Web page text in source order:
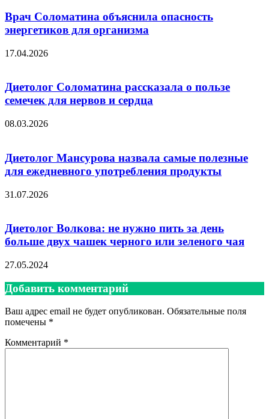
Врач Соломатина объяснила опасность
энергетиков для организма
17.04.2026
Диетолог Соломатина рассказала о пользе
семечек для нервов и сердца
08.03.2026
Диетолог Мансурова назвала самые полезные
для ежедневного употребления продукты
31.07.2026
Диетолог Волкова: не нужно пить за день
больше двух чашек черного или зеленого чая
27.05.2024
Добавить комментарий
Ваш адрес email не будет опубликован. Обязательные поля
помечены *
Комментарий *